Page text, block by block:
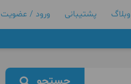
وبلاگ پشتیبانی ورود / عضویت